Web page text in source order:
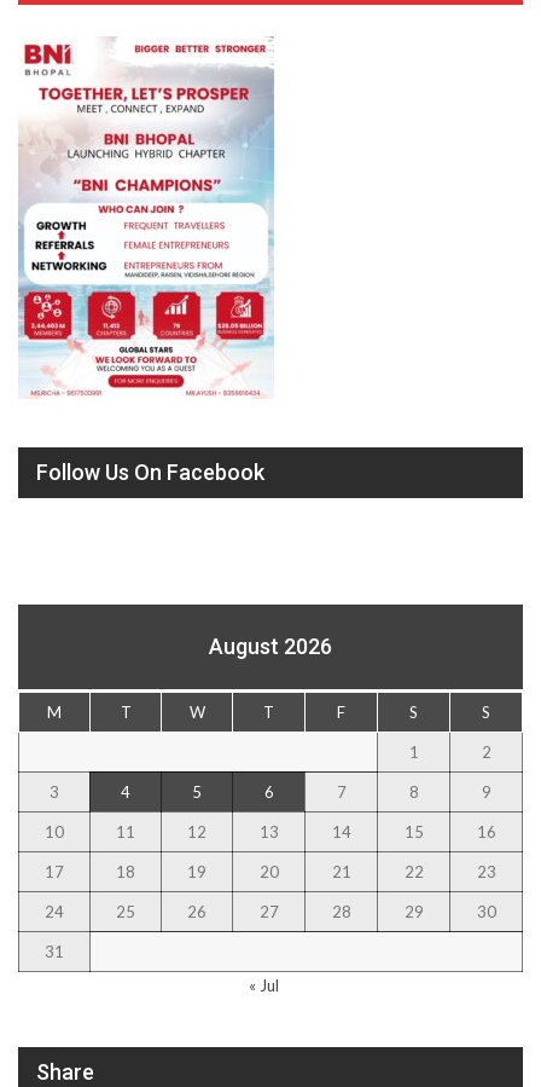
Follow Us On Facebook
August 2026
M T W T F S S
1 2
3 4 5 6 7 8 9
10 11 12 13 14 15 16
17 18 19 20 21 22 23
24 25 26 27 28 29 30
31
« Jul
Share